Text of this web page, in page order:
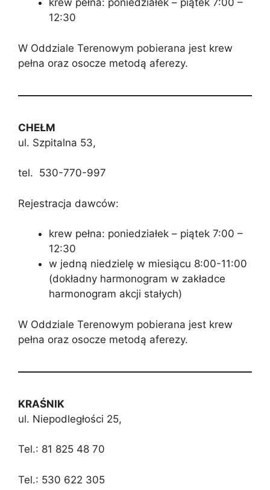
krew pełna: poniedziałek – piątek 7:00 –
12:30
W Oddziale Terenowym pobierana jest krew
pełna oraz osocze metodą aferezy.
CHEŁM
ul. Szpitalna 53,
tel. 530-770-997
Rejestracja dawców:
krew pełna: poniedziałek – piątek 7:00 –
12:30
w jedną niedzielę w miesiącu 8:00-11:00
(dokładny harmonogram w zakładce
harmonogram akcji stałych)
W Oddziale Terenowym pobierana jest krew
pełna oraz osocze metodą aferezy.
KRAŚNIK
ul. Niepodległości 25,
Tel.: 81 825 48 70
Tel.: 530 622 305